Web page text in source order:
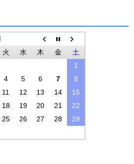
火 水 木 金
土
1
4 5 6 7
8
11 12 13 14
15
18 19 20 21
22
25 26 27 28
29